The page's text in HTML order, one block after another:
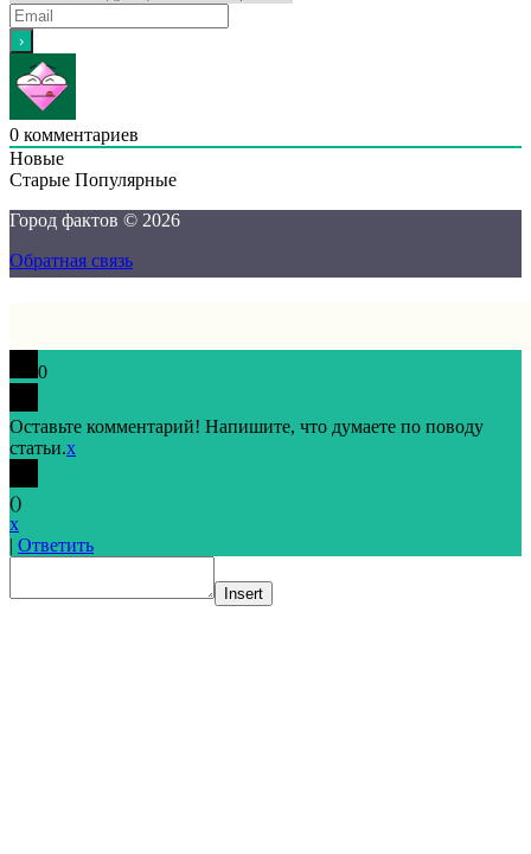
0 комментариев
Новые
Старые Популярные
Город фактов © 2026
Обратная связь
0
Оставьте комментарий! Напишите, что думаете по поводу
статьи.x
()
x
| Ответить
Insert